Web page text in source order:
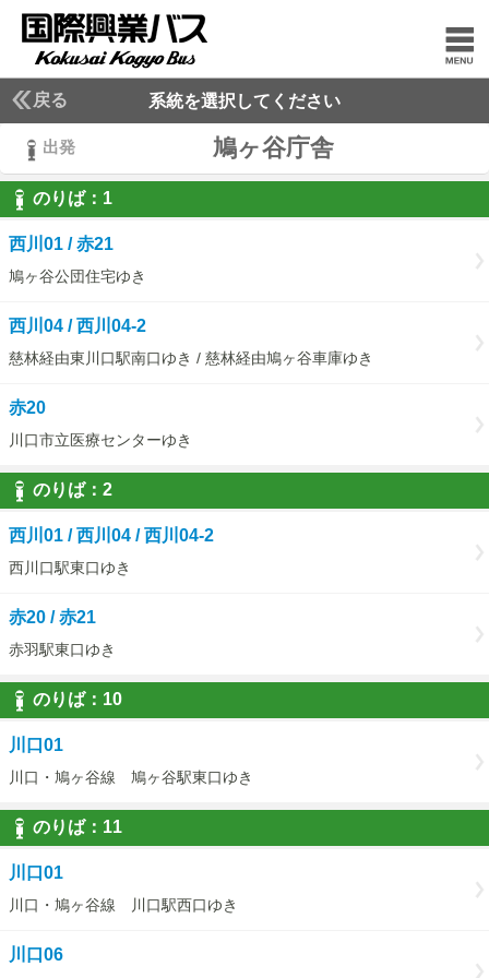
戻る 系統を選択してください
出発 鳩ヶ谷庁舎
のりば： 1
1
西川01 / 赤21
鳩ヶ谷公団住宅ゆき
西川04 / 西川04-2
慈林経由東川口駅南口ゆき / 慈林経由鳩ヶ谷車庫ゆき
赤20
川口市立医療センターゆき
のりば： 2
2
西川01 / 西川04 / 西川04-2
西川口駅東口ゆき
赤20 / 赤21
赤羽駅東口ゆき
のりば： 10
10
川口01
川口・鳩ヶ谷線 鳩ヶ谷駅東口ゆき
のりば： 11
11
川口01
川口・鳩ヶ谷線 川口駅西口ゆき
川口06